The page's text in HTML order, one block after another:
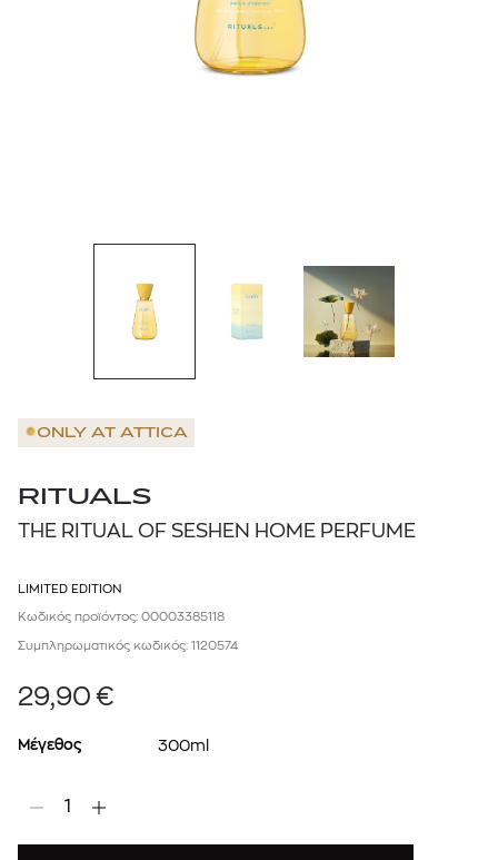
ONLY AT ATTICA
RITUALS
THE RITUAL OF SESHEN HOME PERFUME
LIMITED EDITION
Κωδικός προϊόντος: 00003385118
Συμπληρωματικός κωδικός: 1120574
29,90 €
Μέγεθος 300ml
1